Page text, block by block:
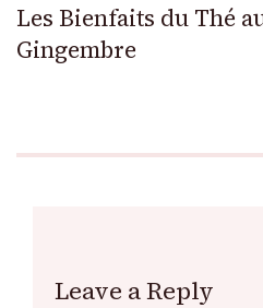
Les Bienfaits du Thé
Gingembre
Leave a Reply